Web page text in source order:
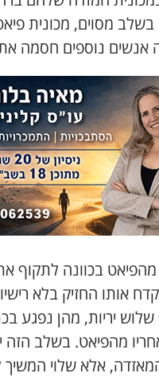
בשלב מסוים, מכונית
אנשים נוספים חסמה
מהפיאט בכוונה לתקוף
אותו החזיק בלא
יריות, מהן נפגע
מהפיאט. בשלב הזה
אלא שלוי